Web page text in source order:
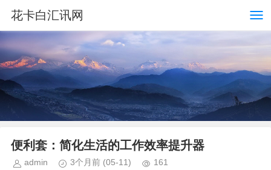
花卡白汇讯网
便利套：简化生活的工作效率提升器
admin 3个月前 (05-11) 161